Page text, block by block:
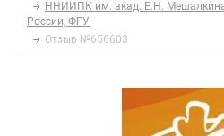
ННИИПК им. акад. Е.Н.
России, ФГУ
Отзыв №656603